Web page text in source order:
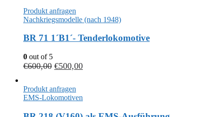
Produkt anfragen
Nachkriegsmodelle (nach 1948)
BR 71 1´B1´- Tenderlokomotive
0 out of 5
€600,00 €500,00
Produkt anfragen
EMS-Lokomotiven